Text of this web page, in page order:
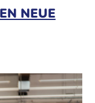
NEUE